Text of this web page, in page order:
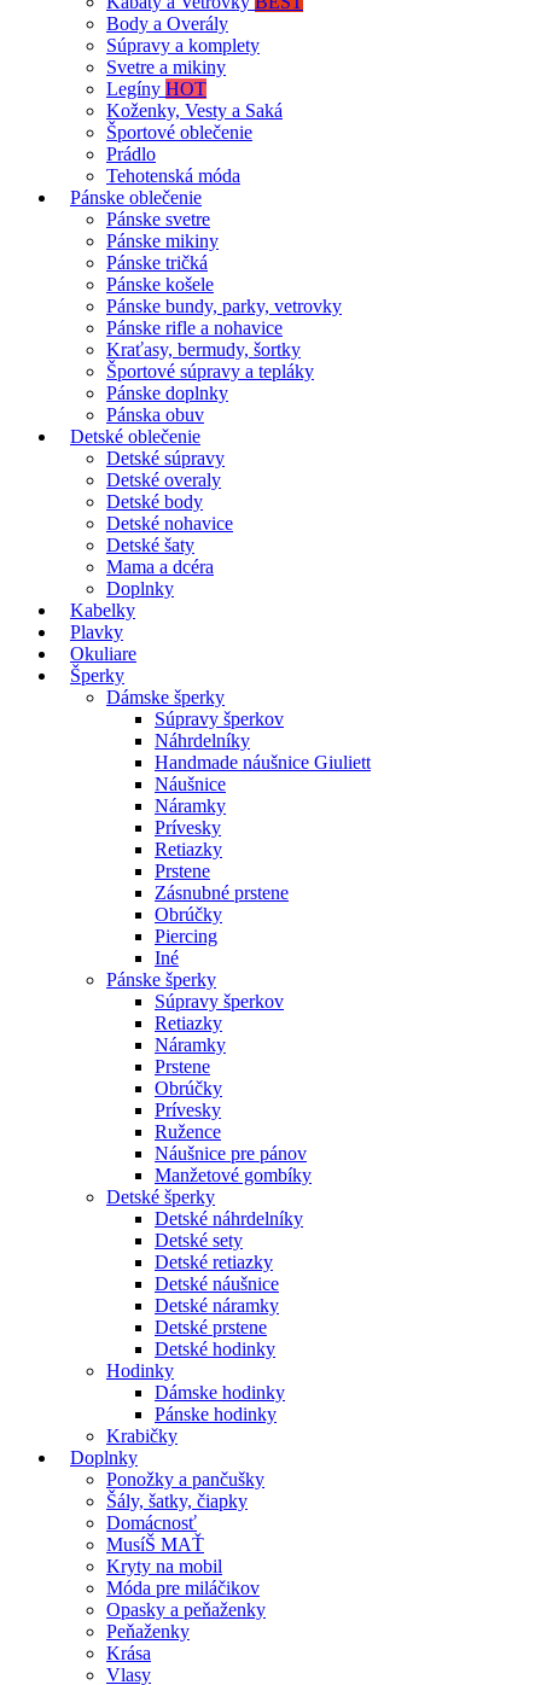
Body a Overály
Súpravy a komplety
Svetre a mikiny
Legíny HOT
Koženky, Vesty a Saká
Športové oblečenie
Prádlo
Tehotenská móda
Pánske oblečenie
Pánske svetre
Pánske mikiny
Pánske tričká
Pánske košele
Pánske bundy, parky, vetrovky
Pánske rifle a nohavice
Kraťasy, bermudy, šortky
Športové súpravy a tepláky
Pánske doplnky
Pánska obuv
Detské oblečenie
Detské súpravy
Detské overaly
Detské body
Detské nohavice
Detské šaty
Mama a dcéra
Doplnky
Kabelky
Plavky
Okuliare
Šperky
Dámske šperky
Súpravy šperkov
Náhrdelníky
Handmade náušnice Giuliett
Náušnice
Náramky
Prívesky
Retiazky
Prstene
Zásnubné prstene
Obrúčky
Piercing
Iné
Pánske šperky
Súpravy šperkov
Retiazky
Náramky
Prstene
Obrúčky
Prívesky
Ružence
Náušnice pre pánov
Manžetové gombíky
Detské šperky
Detské náhrdelníky
Detské sety
Detské retiazky
Detské náušnice
Detské náramky
Detské prstene
Detské hodinky
Hodinky
Dámske hodinky
Pánske hodinky
Krabičky
Doplnky
Ponožky a pančušky
Šály, šatky, čiapky
Domácnosť
MusíŠ MAŤ
Kryty na mobil
Móda pre miláčikov
Opasky a peňaženky
Peňaženky
Krása
Vlasy